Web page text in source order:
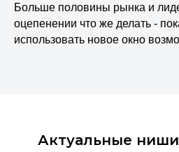
Больше половины рынка и
оцепенении что же делать -
использовать новое окно
Актуальные